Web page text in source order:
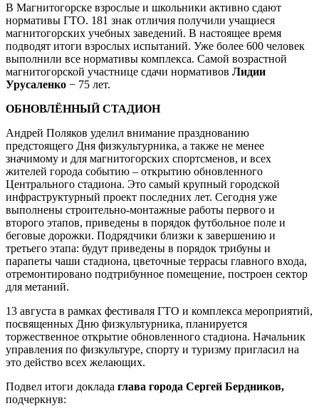
В Магнитогорске взрослые и школьники активно сдают
нормативы ГТО. 181 знак отличия получили учащиеся
магнитогорских учебных заведений. В настоящее время
подводят итоги взрослых испытаний. Уже более 600 человек
выполнили все нормативы комплекса. Самой возрастной
магнитогорской участнице сдачи нормативов Лидии
Урусаленко − 75 лет.
ОБНОВЛЁННЫЙ СТАДИОН
Андрей Поляков уделил внимание празднованию
предстоящего Дня физкультурника, а также не менее
значимому и для магнитогорских спортсменов, и всех
жителей города событию – открытию обновленного
Центрального стадиона. Это самый крупный городской
инфраструктурный проект последних лет. Сегодня уже
выполнены строительно-монтажные работы первого и
второго этапов, приведены в порядок футбольное поле и
беговые дорожки. Подрядчики близки к завершению и
третьего этапа: будут приведены в порядок трибуны и
парапеты чаши стадиона, цветочные террасы главного входа,
отремонтировано подтрибунное помещение, построен сектор
для метаний.
13 августа в рамках фестиваля ГТО и комплекса мероприятий,
посвященных Дню физкультурника, планируется
торжественное открытие обновленного стадиона. Начальник
управления по физкультуре, спорту и туризму пригласил на
это действо всех желающих.
Подвел итоги доклада глава города Сергей Бердников,
подчеркнув: